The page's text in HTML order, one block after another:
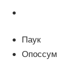
Паук
Опоссум